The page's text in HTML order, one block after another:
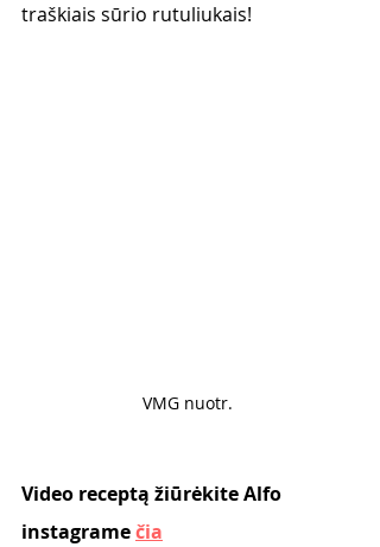
traškiais sūrio rutuliukais!
VMG nuotr.
Video receptą žiūrėkite Alfo
instagrame čia